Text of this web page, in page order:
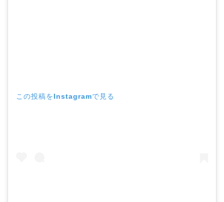
この投稿をInstagramで見る